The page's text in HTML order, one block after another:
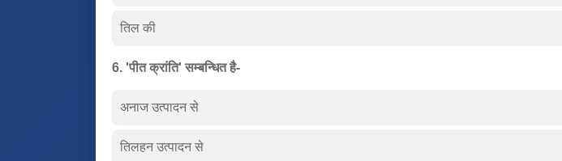
तिल की
6. 'पीत क्रांति' सम्बन्धित है-
अनाज उत्पादन से
तिलहन उत्पादन से